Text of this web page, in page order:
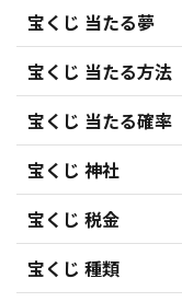
宝くじ 当たる夢
宝くじ 当たる方法
宝くじ 当たる確率
宝くじ 神社
宝くじ 税金
宝くじ 種類